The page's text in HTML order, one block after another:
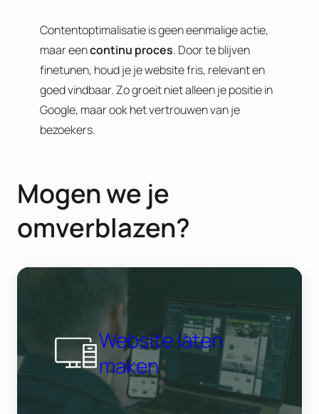
Contentoptimalisatie is geen eenmalige actie,
maar eencontinu proces. Door te blijven
finetunen, houd je je website fris, relevant en
goed vindbaar. Zo groeit niet alleen je positie in
Google, maar ook het vertrouwen van je
bezoekers.
Mogen we je
omverblazen?
Website laten
maken